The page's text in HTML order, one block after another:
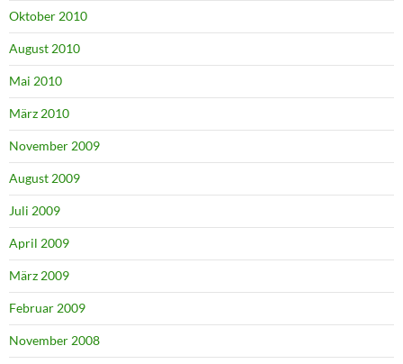
Oktober 2010
August 2010
Mai 2010
März 2010
November 2009
August 2009
Juli 2009
April 2009
März 2009
Februar 2009
November 2008